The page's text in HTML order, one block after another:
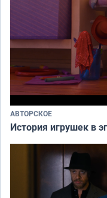
АВТОРСКОЕ
История игрушек в